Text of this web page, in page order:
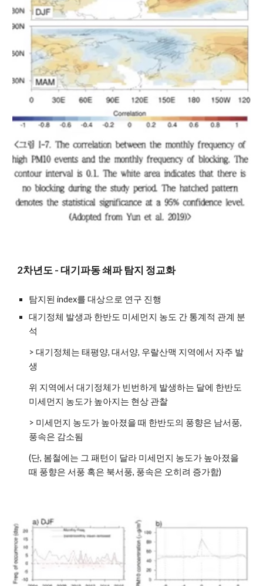
2차년도 - 대기파동 쇄파 탐지 정교화
탐지된 index를 대상으로 연구 진행
대기정체 발생과 한반도 미세먼지 농도 간 통계적 관계 분
석
> 대기정체는 태평양, 대서양, 우랄산맥 지역에서 자주 발
생
위 지역에서 대기정체가 빈번하게 발생하는 달에 한반도
미세먼지 농도가 높아지는 현상 관찰
> 미세먼지 농도가 높아졌을 때 한반도의 풍향은 남서풍,
풍속은 감소됨
(단, 봄철에는 그 패턴이 달라 미세먼지 농도가 높아졌을
때 풍향은 서풍 혹은 북서풍, 풍속은 오히려 증가함)